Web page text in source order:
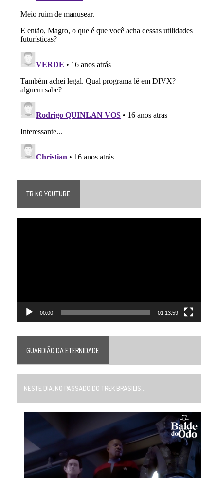
TB NO YOUTUBE
00:00 01:13:59
GUARDIÃO DA ETERNIDADE
NESTE DIA, NO PASSADO DO TREK BRASILIS...